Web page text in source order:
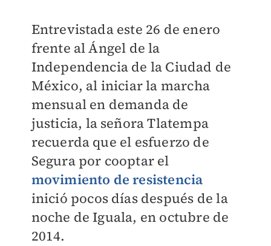
Entrevistada este 26 de enero
frente al Ángel de la
Independencia de la Ciudad de
México, al iniciar la marcha
mensual en demanda de
justicia, la señora Tlatempa
recuerda que el esfuerzo de
Segura por cooptar el
movimiento de resistencia
inició pocos días después de la
noche de Iguala, en octubre de
2014.